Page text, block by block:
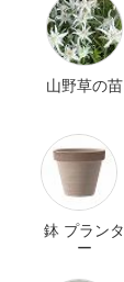
山野草の苗
鉢 プランタ
ー